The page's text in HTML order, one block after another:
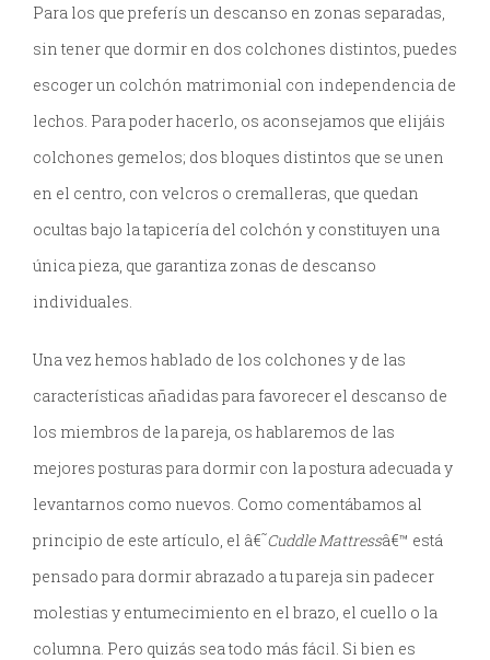
Para los que preferís un descanso en zonas separadas,
sin tener que dormir en dos colchones distintos, puedes
escoger un colchón matrimonial con independencia de
lechos. Para poder hacerlo, os aconsejamos que elijáis
colchones gemelos; dos bloques distintos que se unen
en el centro, con velcros o cremalleras, que quedan
ocultas bajo la tapicería del colchón y constituyen una
única pieza, que garantiza zonas de descanso
individuales.
Una vez hemos hablado de los colchones y de las
características añadidas para favorecer el descanso de
los miembros de la pareja, os hablaremos de las
mejores posturas para dormir con la postura adecuada y
levantarnos como nuevos. Como comentábamos al
principio de este artículo, el â€˜Cuddle Mattressâ€™ está
pensado para dormir abrazado a tu pareja sin padecer
molestias y entumecimiento en el brazo, el cuello o la
columna. Pero quizás sea todo más fácil. Si bien es